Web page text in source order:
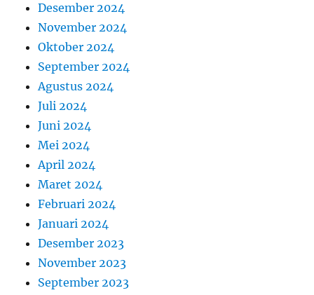
Desember 2024
November 2024
Oktober 2024
September 2024
Agustus 2024
Juli 2024
Juni 2024
Mei 2024
April 2024
Maret 2024
Februari 2024
Januari 2024
Desember 2023
November 2023
September 2023